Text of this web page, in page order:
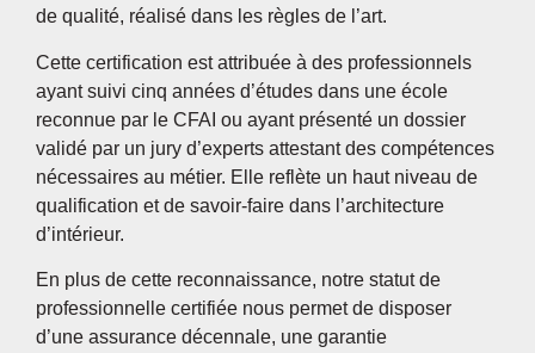
de qualité, réalisé dans les règles de l’art.
Cette certification est attribuée à des professionnels
ayant suivi cinq années d’études dans une école
reconnue par le CFAI ou ayant présenté un dossier
validé par un jury d’experts attestant des compétences
nécessaires au métier. Elle reflète un haut niveau de
qualification et de savoir-faire dans l’architecture
d’intérieur.
En plus de cette reconnaissance, notre statut de
professionnelle certifiée nous permet de disposer
d’une assurance décennale, une garantie